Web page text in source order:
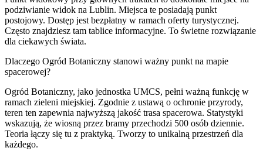
podziwianie widok na Lublin. Miejsca te posiadają punkt
postojowy. Dostęp jest bezpłatny w ramach oferty turystycznej.
Często znajdziesz tam tablice informacyjne. To świetne rozwiązanie
dla ciekawych świata.
Dlaczego Ogród Botaniczny stanowi ważny punkt na mapie
spacerowej?
Ogród Botaniczny, jako jednostka UMCS, pełni ważną funkcję w
ramach zieleni miejskiej. Zgodnie z ustawą o ochronie przyrody,
teren ten zapewnia najwyższą jakość trasa spacerowa. Statystyki
wskazują, że wiosną przez bramy przechodzi 500 osób dziennie.
Teoria łączy się tu z praktyką. Tworzy to unikalną przestrzeń dla
każdego.